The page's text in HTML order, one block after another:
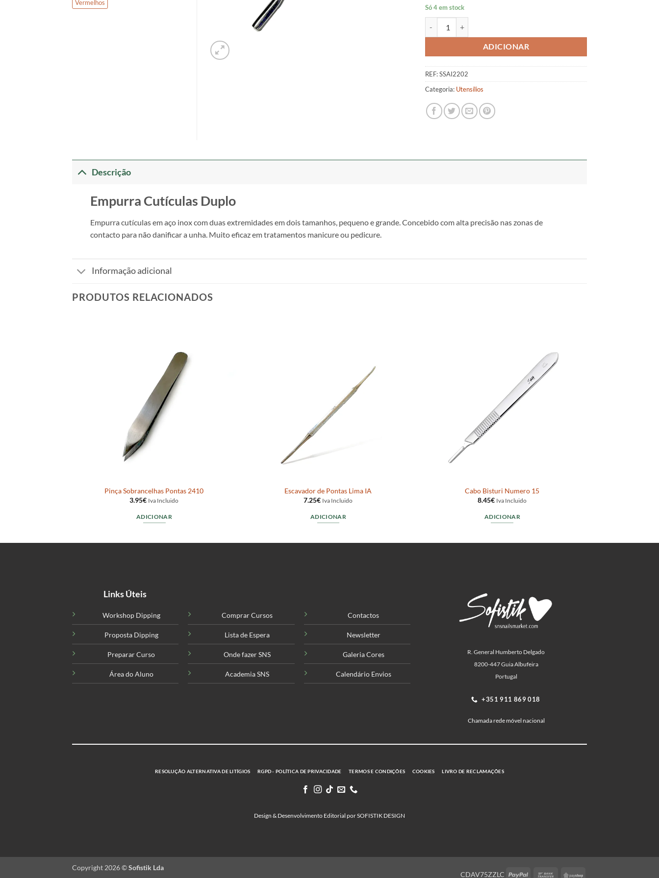
Só 4 em stock
ADICIONAR
REF:SSAI2202
Categoria: Utensílios
Vermelhos
Descrição
Empurra Cutículas Duplo
Empurra cutículas em aço inox com duas extremidades em dois tamanhos, pequeno e grande. Concebido com alta precisão nas zonas de
contacto para não danificar a unha. Muito eficaz em tratamentos manicure ou pedicure.
Informação adicional
PRODUTOS RELACIONADOS
Pinça Sobrancelhas Pontas 2410
3.95€ Iva Incluido
ADICIONAR
Escavador de Pontas Lima IA
7.25€ Iva Incluido
ADICIONAR
Cabo Bisturi Numero 15
8.45€ Iva Incluido
ADICIONAR
Links Úteis
Workshop Dipping
Proposta Dipping
Preparar Curso
Área do Aluno
Comprar Cursos
Lista de Espera
Onde fazer SNS
Academia SNS
Contactos
Newsletter
Galeria Cores
Calendário Envios
R. General Humberto Delgado
8200-447 Guia Albufeira
Portugal
+351 911 869 018
Chamada rede móvel nacional
RESOLUÇÃO ALTERNATIVA DE LITÍGIOS RGPD - POLÍTICA DE PRIVACIDADE TERMOS E CONDIÇÕES COOKIES LIVRO DE RECLAMAÇÕES
Design & Desenvolvimento Editorial por SOFISTIK DESIGN
CDAV75ZZLC PayPal Bank PayShop
Copyright 2026 ©Sofistik Lda